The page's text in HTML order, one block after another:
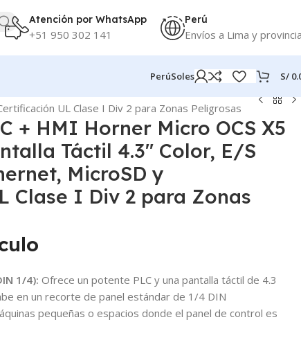
Atención por WhatsApp
+51 950 302 141
Perú
Envíos a Lima y
PerúSoles S/
UL Clase I Div 2 para Zonas Peligrosas
+ HMI Horner Micro OCS X5
Táctil 4.3″ Color, E/S
MicroSD y
Clase I Div 2 para Zonas
1/4): Ofrece un potente PLC y una pantalla táctil de 4.3
en un recorte de panel estándar de 1/4 DIN
pequeñas o espacios donde el panel de control es